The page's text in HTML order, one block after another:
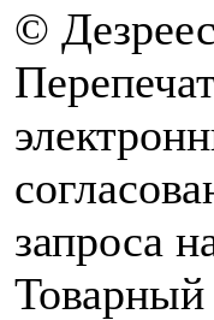
©
запроса